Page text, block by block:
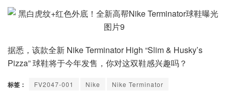
据悉，该款全新 Nike Terminator High “Slim & Husky’s
Pizza” 球鞋将于今年发售，你对这双鞋感兴趣吗？
标签： FV2047-001 Nike
Nike Terminator